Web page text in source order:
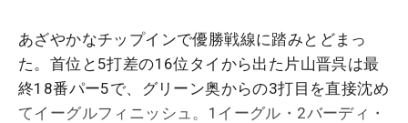
あざやかなチップインで優勝戦線に踏みとどまっ
た。首位と5打差の16位タイから出た片山晋呉は最
終18番パー5で、グリーン奥からの3打目を直接沈め
てイーグルフィニッシュ。1イーグル・2バーディ・